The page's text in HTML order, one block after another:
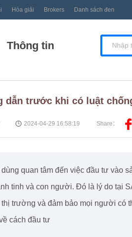
Hòa giải Brokers Danh sách đen
Thông tin
dẫn trước khi có luật
2024-04-29 16:58:19 Share：
quan tâm đến việc đầu tư vào
tinh và con người. Đó là lý do tại
trường và đảm bảo mọi người có
cách đầu tư